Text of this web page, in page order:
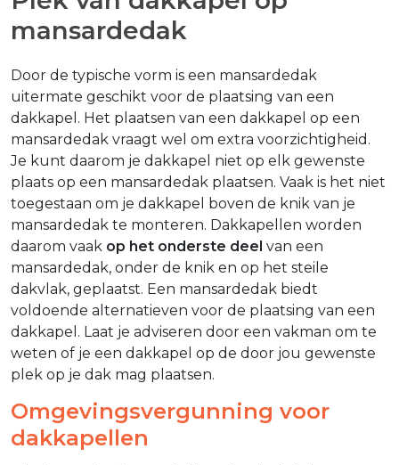
mansardedak
Door de typische vorm is een mansardedak
uitermate geschikt voor de plaatsing van een
dakkapel. Het plaatsen van een dakkapel op een
mansardedak vraagt wel om extra voorzichtigheid.
Je kunt daarom je dakkapel niet op elk gewenste
plaats op een mansardedak plaatsen. Vaak is het niet
toegestaan om je dakkapel boven de knik van je
mansardedak te monteren. Dakkapellen worden
daarom vaak op het onderste deel van een
mansardedak, onder de knik en op het steile
dakvlak, geplaatst. Een mansardedak biedt
voldoende alternatieven voor de plaatsing van een
dakkapel. Laat je adviseren door een vakman om te
weten of je een dakkapel op de door jou gewenste
plek op je dak mag plaatsen.
Omgevingsvergunning voor
dakkapellen